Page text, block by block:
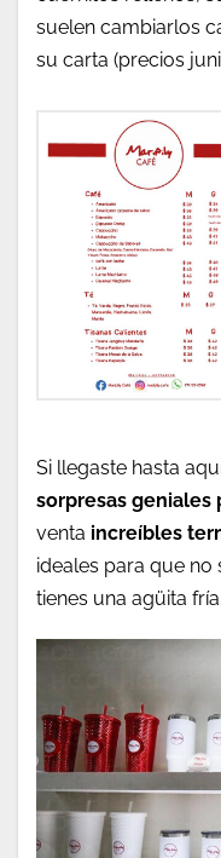
suelen cambiarlos
su carta (precios
Si llegaste hasta
sorpresas geniales
venta increíbles
ideales para que no
tienes una agüita